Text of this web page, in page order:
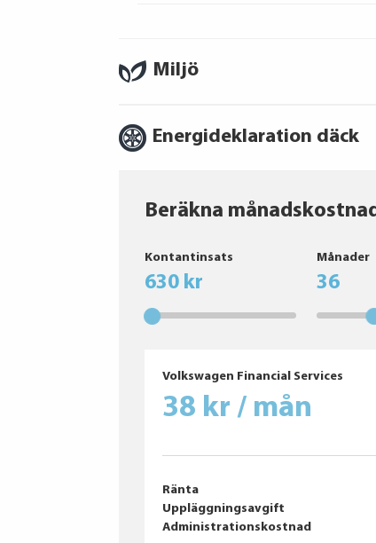
Miljö
Energideklaration däck
Continental AG
KUMHO
Beräkna
Kontantinsats
630 kr
Månader
36
Volkswagen Financial Services
38 kr / mån
Ränta
Uppläggningsavgift
Administrationskostnad